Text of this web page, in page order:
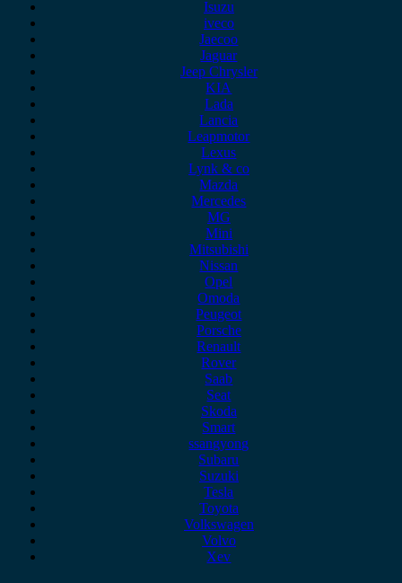
Isuzu
iveco
Jaecoo
Jaguar
Jeep Chrysler
KIA
Lada
Lancia
Leapmotor
Lexus
Lynk & co
Mazda
Mercedes
MG
Mini
Mitsubishi
Nissan
Opel
Omoda
Peugeot
Porsche
Renault
Rover
Saab
Seat
Skoda
Smart
ssangyong
Subaru
Suzuki
Tesla
Toyota
Volkswagen
Volvo
Xev